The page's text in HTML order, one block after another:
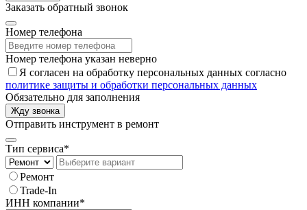
Заказать обратный звонок
Номер телефона
Номер телефона указан неверно
Я согласен на обработку персональных данных согласно
политике защиты и обработки персональных данных
Обязательно для заполнения
Жду звонка
Отправить инструмент в ремонт
Тип сервиса*
Ремонт
Trade-In
ИНН компании*